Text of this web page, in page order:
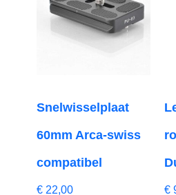
Snelwisselplaat
60mm Arca-swiss
compatibel
€ 22,00 €